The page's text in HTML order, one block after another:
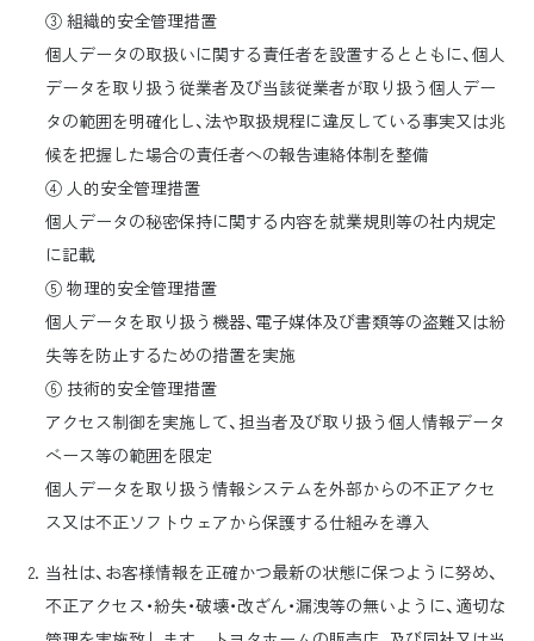
③ 組織的安全管理措置
個人データの取扱いに関する責任者を設置するとともに、個人
データを取り扱う従業者及び当該従業者が取り扱う個人デー
タの範囲を明確化し、法や取扱規程に違反している事実又は兆
候を把握した場合の責任者への報告連絡体制を整備
④ 人的安全管理措置
個人データの秘密保持に関する内容を就業規則等の社内規定
に記載
⑤ 物理的安全管理措置
個人データを取り扱う機器、電子媒体及び書類等の盗難又は紛
失等を防止するための措置を実施
⑥ 技術的安全管理措置
アクセス制御を実施して、担当者及び取り扱う個人情報データ
ベース等の範囲を限定
個人データを取り扱う情報システムを外部からの不正アクセ
ス又は不正ソフトウェアから保護する仕組みを導入
当社は、お客様情報を正確かつ最新の状態に保つように努め、
不正アクセス・紛失・破壊・改ざん・漏洩等の無いように、適切な